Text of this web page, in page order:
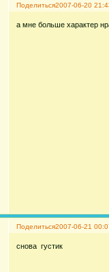
Поделиться2007-06-20
а мне больше характер
Поделиться2007-06-21
снова густик